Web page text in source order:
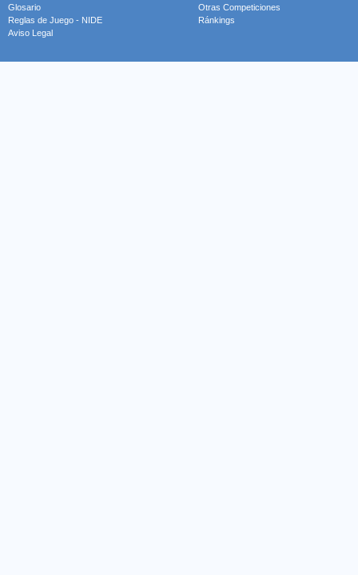
Glosario
Reglas de Juego - NIDE
Aviso Legal
Otras Competiciones
Ránkings